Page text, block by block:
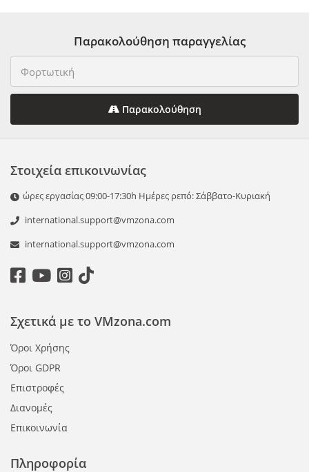
Παρακολούθηση παραγγελίας
Παρακολούθηση
Στοιχεία επικοινωνίας
ώρες εργασίας 09:00-17:30h Ημέρες ρεπό: Σάββατο-Κυριακή
international.support@vmzona.com
international.support@vmzona.com
Πληροφορία
Σχετικά με το VMzona.com
Όροι Χρήσης
Όροι GDPR
Επιστροφές
Διανομές
Επικοινωνία